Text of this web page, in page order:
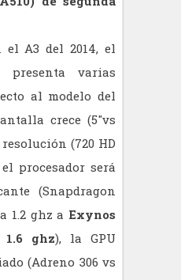
A3 del 2014, el
presenta varias
al modelo del
crece (5"vs
(720 HD
procesador será
(Snapdragon
1.2 ghz a Exynos
ghz), la GPU
(Adreno 306 vs